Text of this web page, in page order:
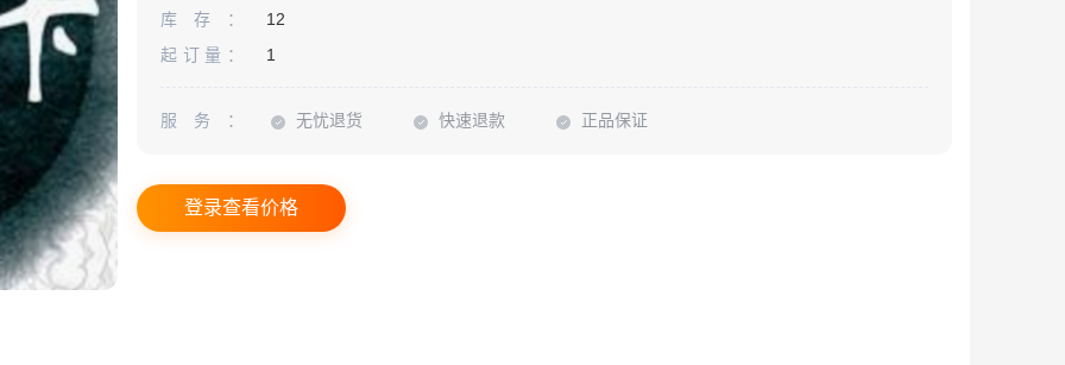
库存：
12
起订量：
1
服务： 无忧退货 快速退款 正品保证
登录查看价格